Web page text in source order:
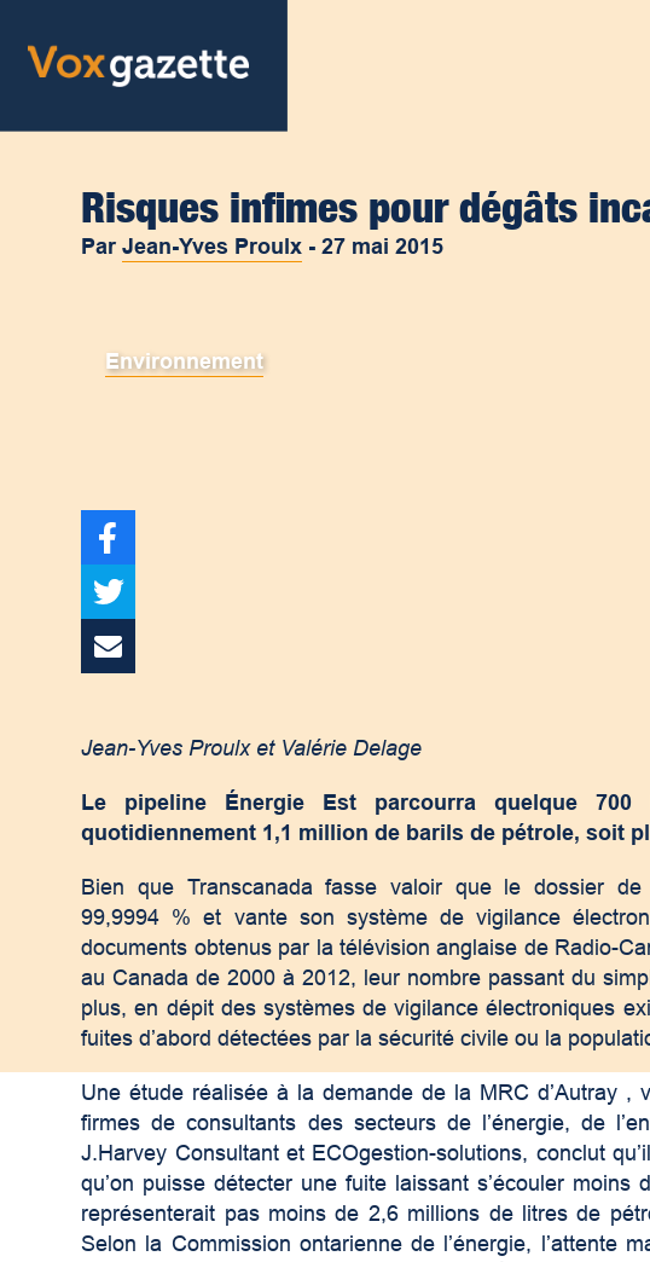
Risques infimes pour dégâts
ParJean-Yves Proulx -27 mai 2015
Environnement
Jean-Yves Proulx et Valérie Delage
Le pipeline Énergie Est parcourra quelque
quotidiennement 1,1 million de barils de pétrole, soit
Bien que Transcanada fasse valoir que le dossier
99,9994 % et vante son système de vigilance
documents obtenus par la télévision anglaise de Radio-
au Canada de 2000 à 2012, leur nombre passant du
plus, en dépit des systèmes de vigilance électroniques
fuites d’abord détectées par la sécurité civile ou la
Une étude réalisée à la demande de la MRC d’Autray
firmes de consultants des secteurs de l’énergie, de
J.Harvey Consultant et ECOgestion-solutions, conclut
qu’on puisse détecter une fuite laissant s’écouler
représenterait pas moins de 2,6 millions de litres de
Selon la Commission ontarienne de l’énergie, l’attente